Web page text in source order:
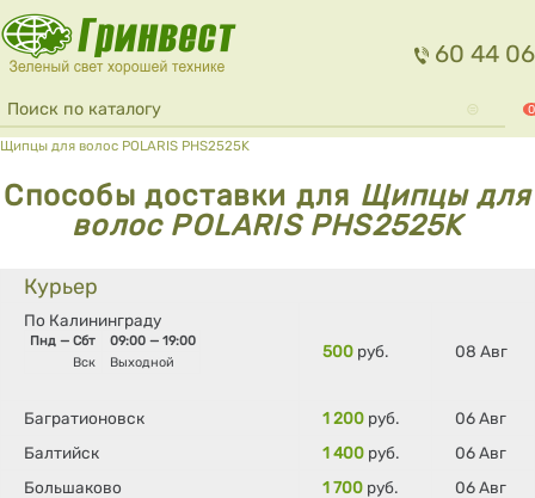
Перейти к основному содержанию
60 44 06
Форма поиска
Поиск 0
Вы здесь
Щипцы для волос POLARIS PHS2525K
Способы доставки для Щипцы для
волос POLARIS PHS2525K
Курьер
По Калининграду
Пнд — Сбт
09:00 — 19:00
Вск
Выходной
500 руб. 08 Авг
Багратионовск 1 200 руб.
06 Авг
Балтийск
1 400 руб.
06 Авг
Большаково
1 700 руб.
06 Авг